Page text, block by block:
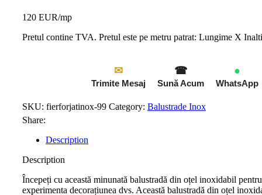
120 EUR/mp
Pretul contine TVA. Pretul este pe metru patrat: Lungime X
✉
Trimite Mesaj
☎
Sună Acum
●
WhatsApp
SKU: fierforjatinox-99 Category: Balustrade Inox
Share:
Description
Description
Începeți cu această minunată balustradă din oțel inoxidabil
experimenta decorațiunea dvs. Această balustradă din oțel